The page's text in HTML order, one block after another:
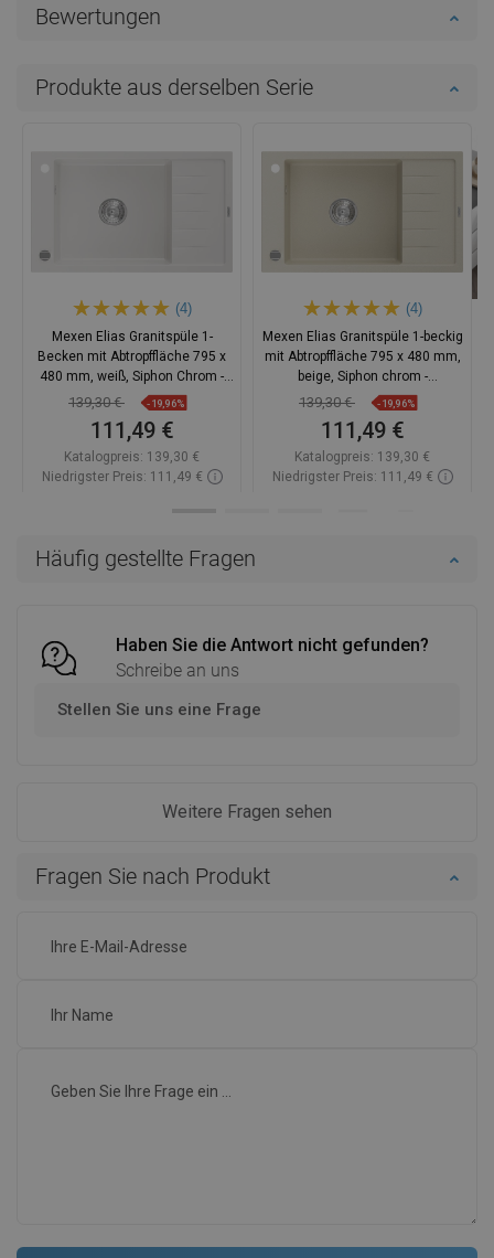
Häufig gestellte Fragen
Haben Sie die Antwort nicht gefunden?
Schreibe an uns
Stellen Sie uns eine Frage
Weitere Fragen sehen
Bewertungen
Fragen Sie nach Produkt
Produkte aus derselben Serie
(4)
Mexen Elias Granitspüle 1-
Becken mit Abtropffläche 795 x
480 mm, weiß, Siphon Chrom -
6511791005-20
139,30 € -19,96%
111,49 €
Katalogpreis: 139,30 €
Niedrigster Preis: 111,49 €
(4)
Mexen Elias Granitspüle 1-beckig
mit Abtropffläche 795 x 480 mm,
beige, Siphon chrom -
6511791005-69
139,30 € -19,96%
111,49 €
Katalogpreis: 139,30 €
Niedrigster Preis: 111,49 €